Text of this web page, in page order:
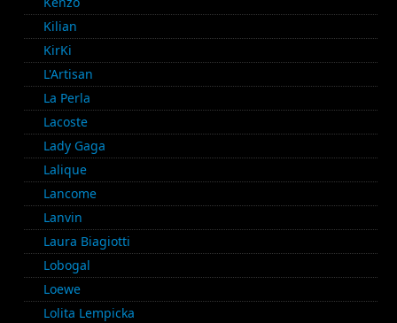
Kilian
KirKi
L'Artisan
La Perla
Lacoste
Lady Gaga
Lalique
Lancome
Lanvin
Laura Biagiotti
Lobogal
Loewe
Lolita Lempicka